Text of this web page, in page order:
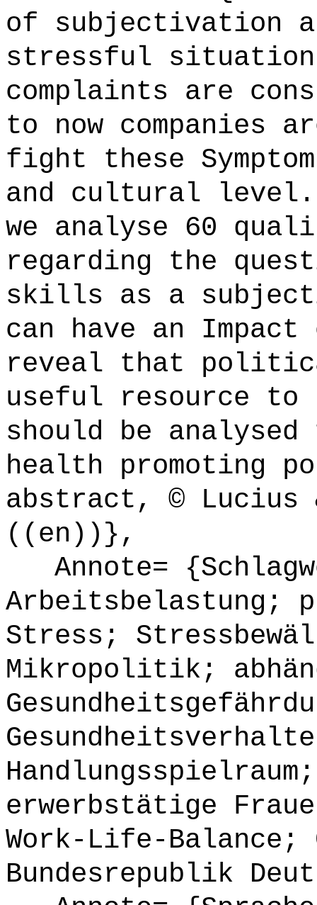
of subjectivation
stressful
complaints are
to now companies
fight these
and cultural level.
we analyse 60
regarding the
skills as a
can have an
reveal that
useful resource to
should be
health promoting
abstract, ©
((en))},
Annote=
Arbeitsbelastung;
Stress;
Mikropolitik;
erwerbstätige
Work-Life-Balance;
Bundesrepublik